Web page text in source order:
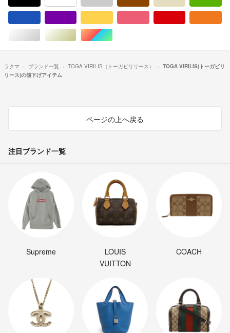
シルバー/銀色系ゴールド/金色系マルチカラー
ラクマ ブランド一覧 TOGA VIRILIS（トーガビリリース）
TOGA VIRILIS(トーガビリ
リース)の値下げアイテム
ページの上へ戻る
注目ブランド一覧
Supreme
LOUIS
VUITTON
COACH